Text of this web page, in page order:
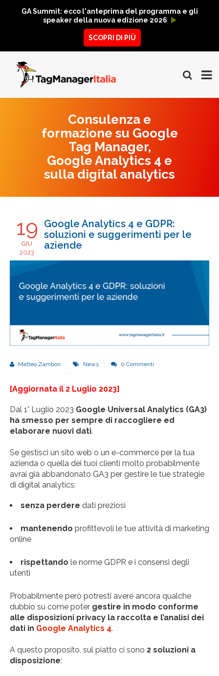
GA Summit: ecco l'anteprima del programma e gli
speaker della nuova edizione 2026
SCOPRI DI PIÙ
Consulenza e
formazione su Google
Tag Manager,
Google Analytics 4 e
sulla digital analytics
19
GIU
2023
Google Analytics 4 e GDPR:
soluzioni e suggerimenti per le
aziende
Matteo Zambon News 0 Commenti
[Aggiornata il 2 Luglio 2023]
Dal 1° Luglio 2023 Google Universal Analytics (GA3)
ha smesso per sempre di raccogliere ed
elaborare nuovi dati.
Se gestisci un sito web o un e-commerce per la tua
azienda o quella dei tuoi clienti molto probabilmente
avrai già abbandonato GA3 per gestire le tue strategie
di digital analytics:
senza perdere dati preziosi
mantenendo profittevoli le tue attività di marketing
online
rispettando le norme GDPR e i consensi degli
utenti
Probabilmente però potresti avere ancora qualche
dubbio su come poter gestire in modo conforme
alle disposizioni privacy la raccolta e l’analisi dei
dati in Google Analytics 4.
A questo proposito, sul piatto ci sono 2 soluzioni a
disposizione: